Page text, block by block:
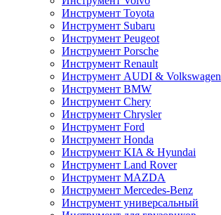
Инструмент Toyota
Инструмент Subaru
Инструмент Peugeot
Инструмент Porsche
Инструмент Renault
Инструмент AUDI & Volkswagen
Инструмент BMW
Инструмент Chery
Инструмент Chrysler
Инструмент Ford
Инструмент Honda
Инструмент KIA & Hyundai
Инструмент Land Rover
Инструмент MAZDA
Инструмент Mercedes-Benz
Инструмент универсальный